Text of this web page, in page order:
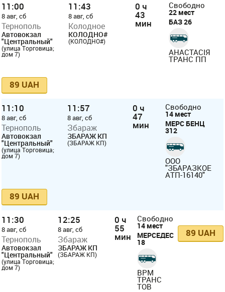
11:00
8 авг, сб
Тернополь
Автовокзал
"Центральный"
(улица Торговица;
дом 7)
11:43
8 авг, сб
Колодное
КОЛОДНО#
(КОЛОДНО#)
0 ч
43
мин
Свободно
22 мест
БАЗ 26
АНАСТАСІЯ
ТРАНС ПП
89 UAH
11:10
8 авг, сб
Тернополь
Автовокзал
"Центральный"
(улица Торговица;
дом 7)
11:57
8 авг, сб
Збараж
ЗБАРАЖ КП
(ЗБАРАЖ КП)
0 ч
47
мин
Свободно
14 мест
МЕРС БЕНЦ
312
ООО
"ЗБАРАЗКОЕ
АТП-16140"
89 UAH
11:30
8 авг, сб
Тернополь
Автовокзал
"Центральный"
(улица Торговица;
дом 7)
12:25
8 авг, сб
Збараж
ЗБАРАЖ КП
(ЗБАРАЖ КП)
0 ч
55
мин
Свободно
14 мест
МЕРСЕДЕС
18
ВРМ
ТРАНС
ТОВ
89 UAH